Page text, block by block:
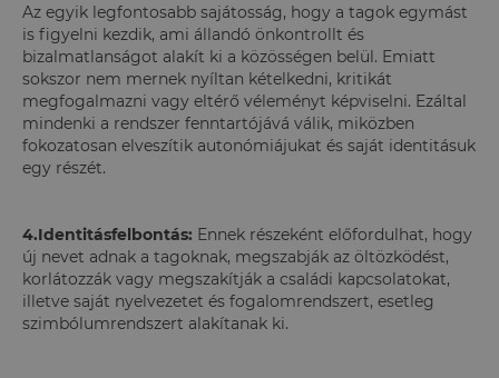
Az egyik legfontosabb sajátosság, hogy a tagok egymást
is figyelni kezdik, ami állandó önkontrollt és
bizalmatlanságot alakít ki a közösségen belül. Emiatt
sokszor nem mernek nyíltan kételkedni, kritikát
megfogalmazni vagy eltérő véleményt képviselni. Ezáltal
mindenki a rendszer fenntartójává válik, miközben
fokozatosan elveszítik autonómiájukat és saját identitásuk
egy részét.
4.Identitásfelbontás: Ennek részeként előfordulhat, hogy
új nevet adnak a tagoknak, megszabják az öltözködést,
korlátozzák vagy megszakítják a családi kapcsolatokat,
illetve saját nyelvezetet és fogalomrendszert, esetleg
szimbólumrendszert alakítanak ki.